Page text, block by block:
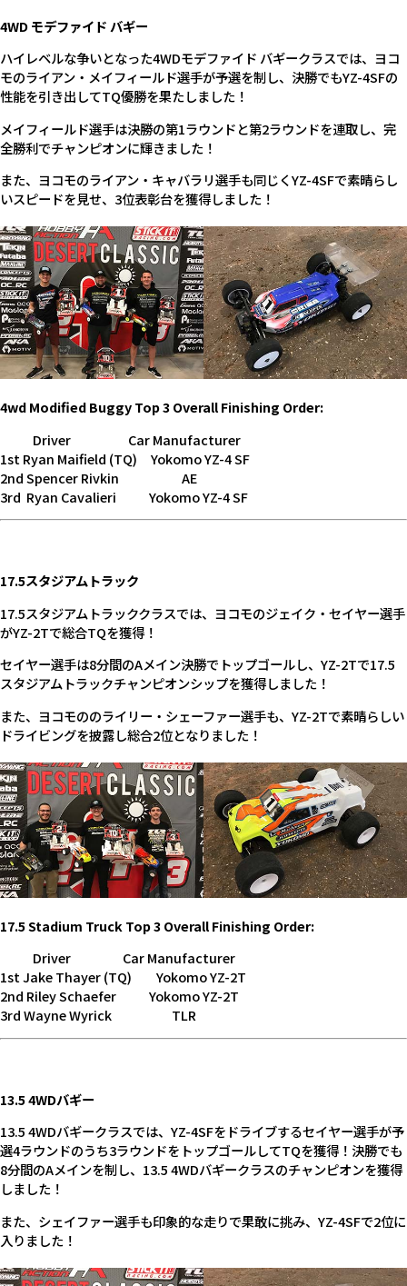
4WD モデファイド バギー
ハイレベルな争いとなった4WDモデファイド バギークラスでは、ヨコ
モのライアン・メイフィールド選手が予選を制し、決勝でもYZ-4SFの
性能を引き出してTQ優勝を果たしました！
メイフィールド選手は決勝の第1ラウンドと第2ラウンドを連取し、完
全勝利でチャンピオンに輝きました！
また、ヨコモのライアン・キャバラリ選手も同じくYZ-4SFで素晴らし
いスピードを見せ、3位表彰台を獲得しました！
4wd Modified Buggy Top 3 Overall Finishing Order:
Driver Car Manufacturer
1st Ryan Maifield (TQ) Yokomo YZ-4 SF
2nd Spencer Rivkin AE
3rd Ryan Cavalieri Yokomo YZ-4 SF
17.5スタジアムトラック
17.5スタジアムトラッククラスでは、ヨコモのジェイク・セイヤー選手
がYZ-2Tで総合TQを獲得！
セイヤー選手は8分間のAメイン決勝でトップゴールし、YZ-2Tで17.5
スタジアムトラックチャンピオンシップを獲得しました！
また、ヨコモののライリー・シェーファー選手も、YZ-2Tで素晴らしい
ドライビングを披露し総合2位となりました！
17.5 Stadium Truck Top 3 Overall Finishing Order:
Driver Car Manufacturer
1st Jake Thayer (TQ) Yokomo YZ-2T
2nd Riley Schaefer Yokomo YZ-2T
3rd Wayne Wyrick TLR
13.5 4WDバギー
13.5 4WDバギークラスでは、YZ-4SFをドライブするセイヤー選手が予
選4ラウンドのうち3ラウンドをトップゴールしてTQを獲得！決勝でも
8分間のAメインを制し、13.5 4WDバギークラスのチャンピオンを獲得
しました！
また、シェイファー選手も印象的な走りで果敢に挑み、YZ-4SFで2位に
入りました！